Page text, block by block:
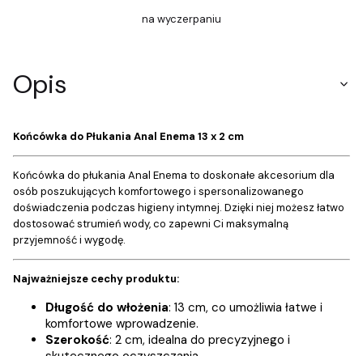
na wyczerpaniu
Opis
Końcówka do Płukania Anal Enema 13 x 2 cm
Końcówka do płukania Anal Enema to doskonałe akcesorium dla
osób poszukujących komfortowego i spersonalizowanego
doświadczenia podczas higieny intymnej. Dzięki niej możesz łatwo
dostosować strumień wody, co zapewni Ci maksymalną
przyjemność i wygodę.
Najważniejsze cechy produktu:
Długość do włożenia: 13 cm, co umożliwia łatwe i
komfortowe wprowadzenie.
Szerokość: 2 cm, idealna do precyzyjnego i